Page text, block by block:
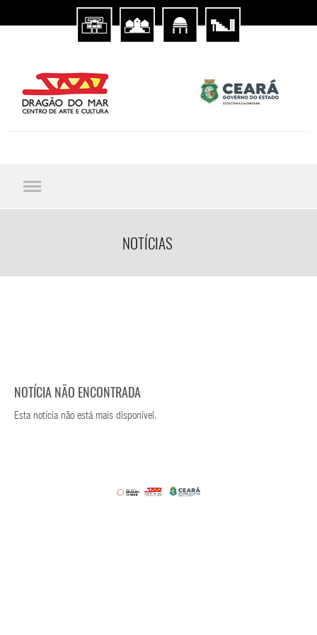
NOTÍCIAS
NOTÍCIA NÃO ENCONTRADA
Esta notícia não está mais disponível.